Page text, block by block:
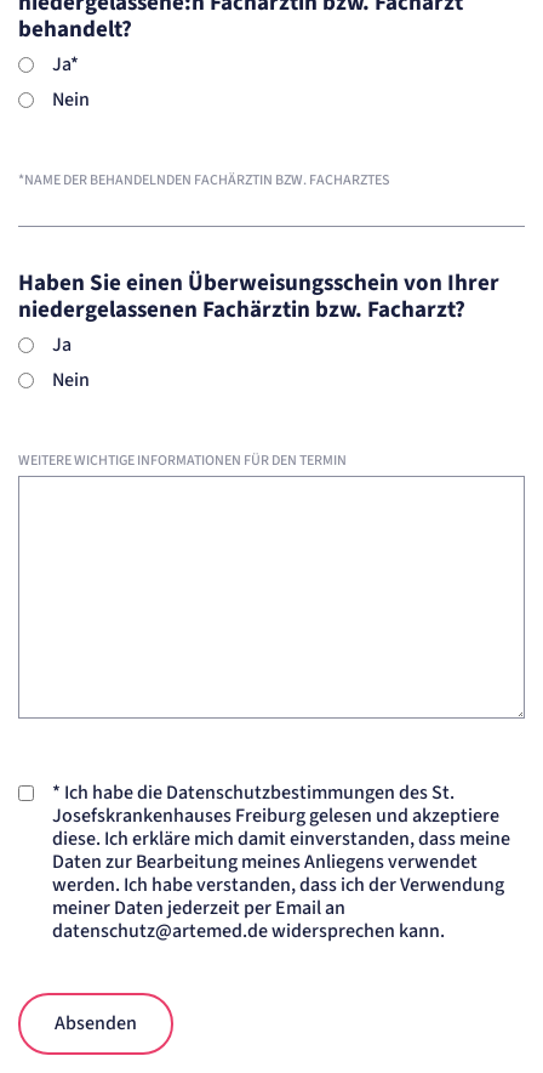
behandelt?
Ja*
Nein
*NAME DER BEHANDELNDEN FACHÄRZTIN BZW. FACHARZTES
Haben Sie einen Überweisungsschein von Ihrer
niedergelassenen Fachärztin bzw. Facharzt?
Ja
Nein
WEITERE WICHTIGE INFORMATIONEN FÜR DEN TERMIN
* Ich habe die Datenschutzbestimmungen des St.
Josefskrankenhauses Freiburg gelesen und akzeptiere
diese. Ich erkläre mich damit einverstanden, dass meine
Daten zur Bearbeitung meines Anliegens verwendet
werden. Ich habe verstanden, dass ich der Verwendung
meiner Daten jederzeit per Email an
datenschutz@artemed.de widersprechen kann.
Absenden
Zweck:
Cookie Erkennung
Cookie Laufzeit:
Name:
Anbieter:
Es erlaubt eTracker Cookies zu setzen.
Cookie Laufzeit:
etracker Analytics
Anbieter:
SmartRecruiters GmbH
Zweck:
Speichert die ausgewählten Filter-Eigenschaften des Benutzers, um die entsprechenden
Stellenangebote anzeigen zu können.
Cookie Laufzeit:
535 Tage